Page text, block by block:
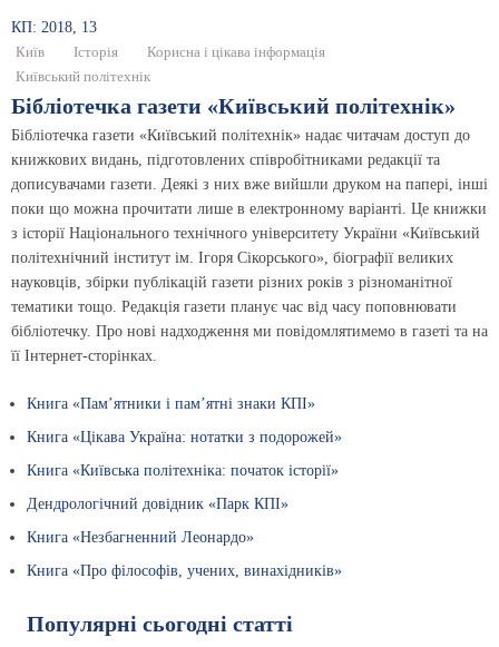
КП: 2018, 13
Київ Історія
Корисна і цікава інформація
Київський політехнік
Бібліотечка газети «Київський політехнік»
Бібліотечка газети «Київський політехнік» надає читачам доступ до
книжкових видань, підготовлених співробітниками редакції та
дописувачами газети. Деякі з них вже вийшли друком на папері, інші
поки що можна прочитати лише в електронному варіанті. Це книжки
з історії Національного технічного університету України «Київський
політехнічний інститут ім. Ігоря Сікорського», біографії великих
науковців, збірки публікацій газети різних років з різноманітної
тематики тощо. Редакція газети планує час від часу поповнювати
бібліотечку. Про нові надходження ми повідомлятимемо в газеті та на
її Інтернет-сторінках.
Книга «Пам’ятники і пам’ятні знаки КПІ»
Книга «Цікава Україна: нотатки з подорожей»
Книга «Київська політехніка: початок історії»
Дендрологічний довідник «Парк КПІ»
Книга «Незбагненний Леонардо»
Книга «Про філософів, учених, винахідників»
Популярні сьогодні статті